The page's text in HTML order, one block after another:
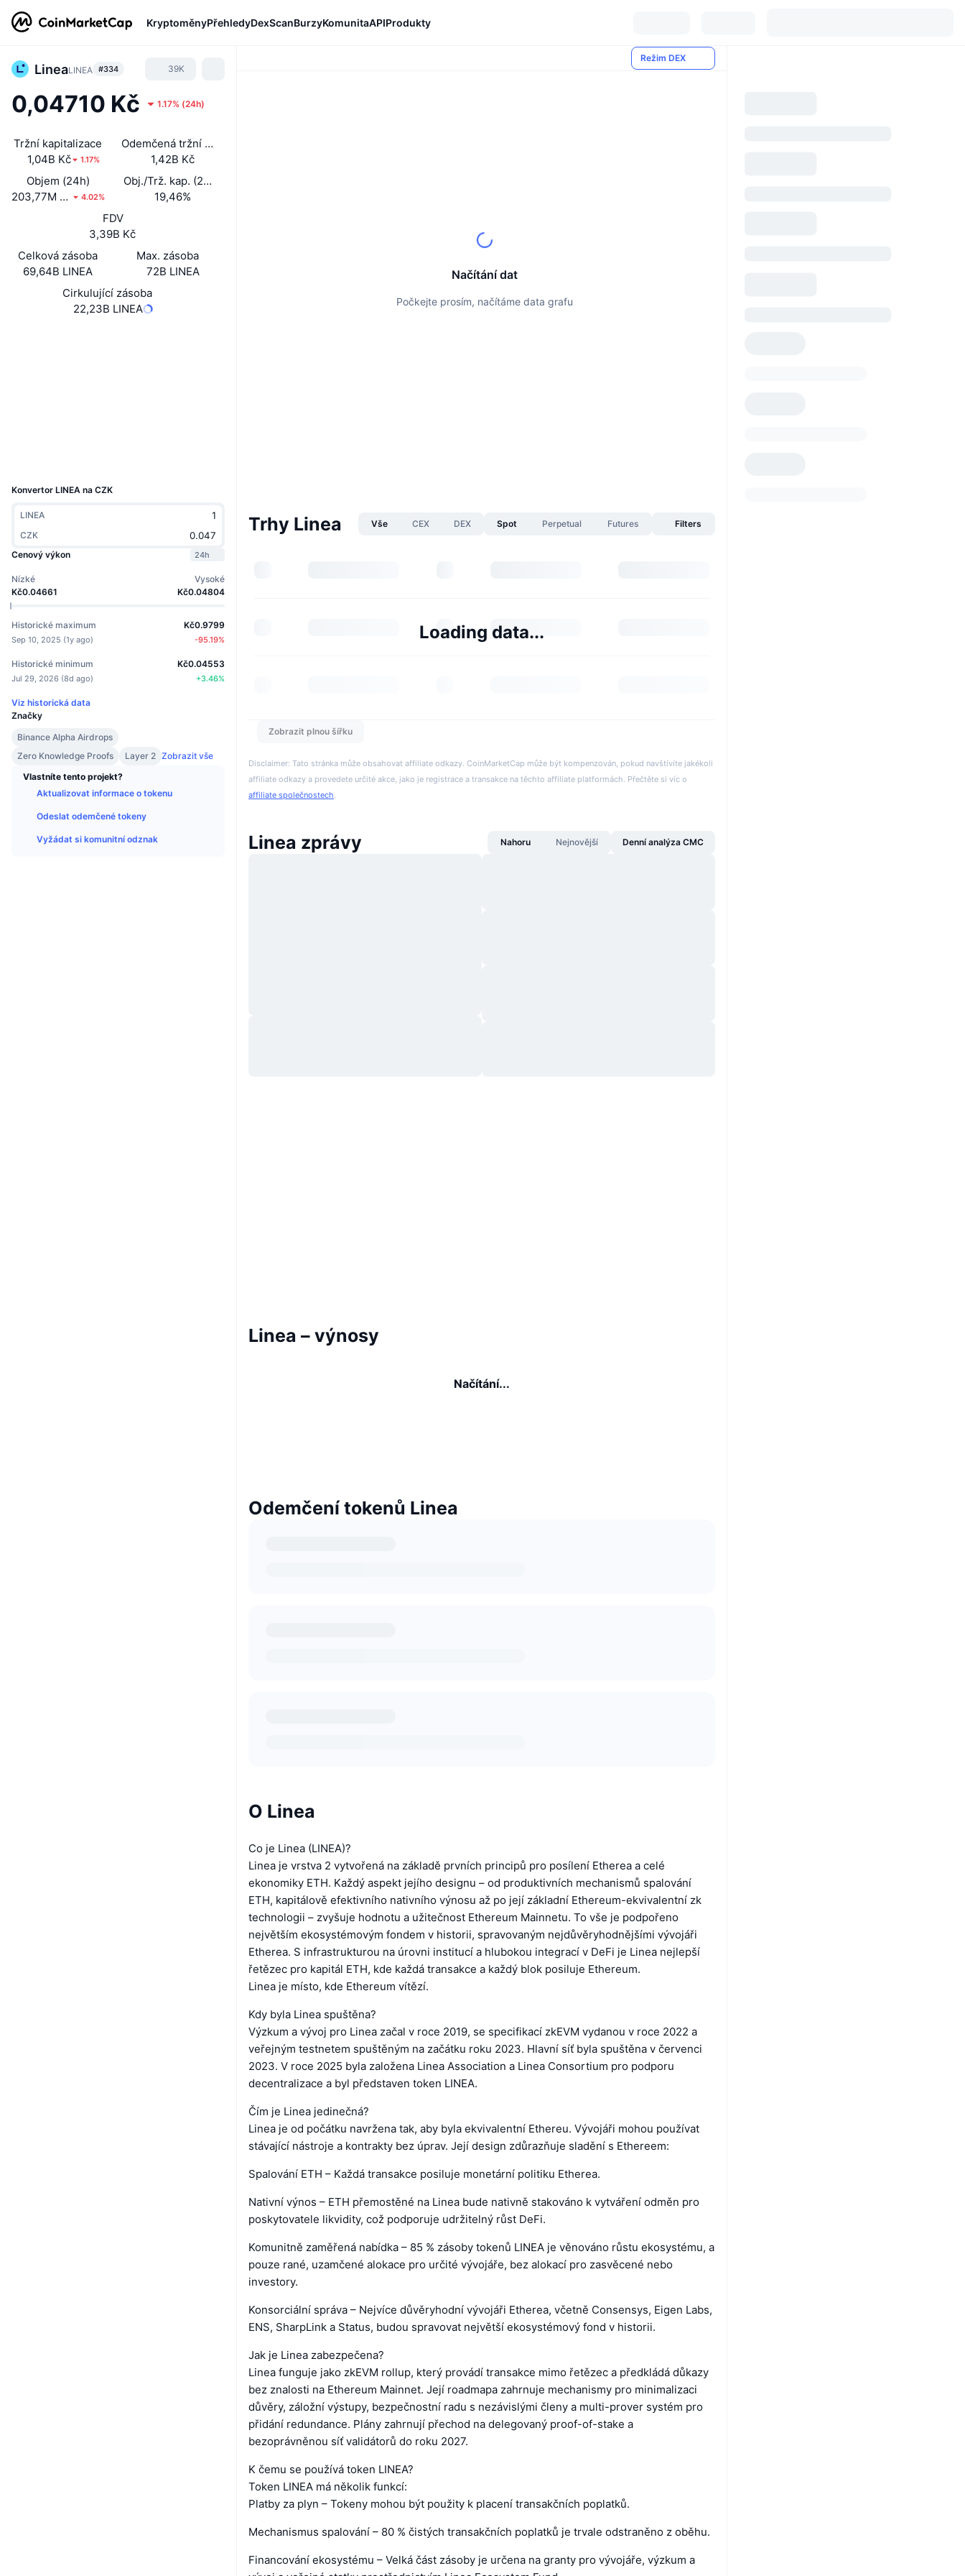
KryptoměnyPřehledyDexScanBurzyKomunitaAPIProdukty
LineaLINEA #334 39K
0,04710 Kč 1.17% (24h)
Tržní kapitalizace
1,04B Kč
1.17%
Odemčená tržní kapitalizace
1,42B Kč
Objem (24h)
203,77M Kč
4.02%
Obj./Trž. kap. (24 h)
19,46%
FDV
3,39B Kč
Celková zásoba
69,64B LINEA
Max. zásoba
72B LINEA
Cirkulující zásoba
22,23B LINEA
Konvertor LINEA na CZK
LINEA
CZK
Cenový výkon
24h
Nízké
Kč0.04661
Vysoké
Kč0.04804
Historické maximum
Sep 10, 2025 (1y ago)
Kč0.9799
-95.19%
Historické minimum
Jul 29, 2026 (8d ago)
Kč0.04553
+3.46%
Viz historická data
Značky
Binance Alpha Airdrops
Zero Knowledge Proofs
Layer 2 Zobrazit vše
Vlastníte tento projekt?
Aktualizovat informace o tokenu
Odeslat odemčené tokeny
Vyžádat si komunitní odznak
Režim DEX
Načítání dat
Počkejte prosím, načítáme data grafu
Trhy Linea Vše CEX DEX Spot Perpetual Futures Filters
Loading data...
Zobrazit plnou šířku
Disclaimer: Tato stránka může obsahovat affiliate odkazy. CoinMarketCap může být kompenzován, pokud navštívíte jakékoli
affiliate odkazy a provedete určité akce, jako je registrace a transakce na těchto affiliate platformách. Přečtěte si víc o
affiliate společnostech.
Linea zprávy Nahoru Nejnovější Denní analýza CMC
Linea – výnosy
Načítání...
Odemčení tokenů Linea
O Linea
Co je Linea (LINEA)?
Linea je vrstva 2 vytvořená na základě prvních principů pro posílení Etherea a celé
ekonomiky ETH. Každý aspekt jejího designu – od produktivních mechanismů spalování
ETH, kapitálově efektivního nativního výnosu až po její základní Ethereum-ekvivalentní zk
technologii – zvyšuje hodnotu a užitečnost Ethereum Mainnetu. To vše je podpořeno
největším ekosystémovým fondem v historii, spravovaným nejdůvěryhodnějšími vývojáři
Etherea. S infrastrukturou na úrovni institucí a hlubokou integrací v DeFi je Linea nejlepší
řetězec pro kapitál ETH, kde každá transakce a každý blok posiluje Ethereum.
Linea je místo, kde Ethereum vítězí.
Kdy byla Linea spuštěna?
Výzkum a vývoj pro Linea začal v roce 2019, se specifikací zkEVM vydanou v roce 2022 a
veřejným testnetem spuštěným na začátku roku 2023. Hlavní síť byla spuštěna v červenci
2023. V roce 2025 byla založena Linea Association a Linea Consortium pro podporu
decentralizace a byl představen token LINEA.
Čím je Linea jedinečná?
Linea je od počátku navržena tak, aby byla ekvivalentní Ethereu. Vývojáři mohou používat
stávající nástroje a kontrakty bez úprav. Její design zdůrazňuje sladění s Ethereem:
Spalování ETH – Každá transakce posiluje monetární politiku Etherea.
Nativní výnos – ETH přemostěné na Linea bude nativně stakováno k vytváření odměn pro
poskytovatele likvidity, což podporuje udržitelný růst DeFi.
Komunitně zaměřená nabídka – 85 % zásoby tokenů LINEA je věnováno růstu ekosystému, a
pouze rané, uzamčené alokace pro určité vývojáře, bez alokací pro zasvěcené nebo
investory.
Konsorciální správa – Nejvíce důvěryhodní vývojáři Etherea, včetně Consensys, Eigen Labs,
ENS, SharpLink a Status, budou spravovat největší ekosystémový fond v historii.
Jak je Linea zabezpečena?
Linea funguje jako zkEVM rollup, který provádí transakce mimo řetězec a předkládá důkazy
bez znalosti na Ethereum Mainnet. Její roadmapa zahrnuje mechanismy pro minimalizaci
důvěry, záložní výstupy, bezpečnostní radu s nezávislými členy a multi-prover systém pro
přidání redundance. Plány zahrnují přechod na delegovaný proof-of-stake a
bezoprávněnou síť validátorů do roku 2027.
K čemu se používá token LINEA?
Token LINEA má několik funkcí:
Platby za plyn – Tokeny mohou být použity k placení transakčních poplatků.
Mechanismus spalování – 80 % čistých transakčních poplatků je trvale odstraněno z oběhu.
Financování ekosystému – Velká část zásoby je určena na granty pro vývojáře, výzkum a